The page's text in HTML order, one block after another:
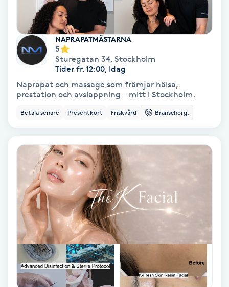
Extensions
Extensions borttagning
Eyeliner-tatuering
Face framing
Faceliftmassage
Fet hårbotten
Fettreducering
Fibromassage
Fillers
Fotmassage
NAPRAPATMÄSTARNA
5
Sturegatan 34, Stockholm
Tider fr. 12:00, Idag
Naprapat och massage som främjar hälsa,
prestation och avslappning – mitt i Stockholm.
Betala senare Presentkort Friskvård Branschorg.